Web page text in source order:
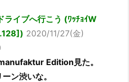
ライブへ行こう (ﾜｯﾁｮｲW
2020/11/27(金)
Edition見た。
ン渋いな。